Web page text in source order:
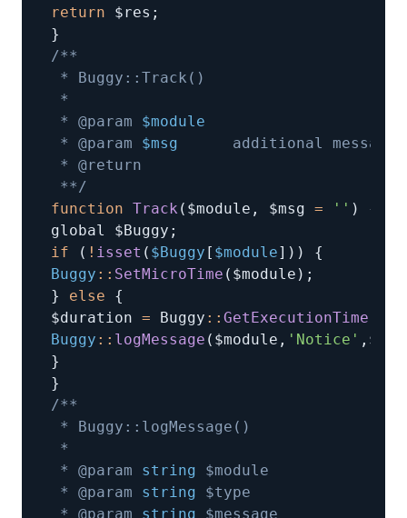
return $res ;
}
* @param $module
* @param $msg
**/
function Track ( $module , $msg = '' )
{
global $Buggy ;
if
( ! isset ( $Buggy [ $module] ) )
{
Buggy : : SetMicroTime ( $module ) ;
}
else
{
$duration = Buggy : : GetExecutionTime
Buggy : : logMessage ( $module , 'Notice' , $msg
}
}
* @param string
* @param string
* @param string